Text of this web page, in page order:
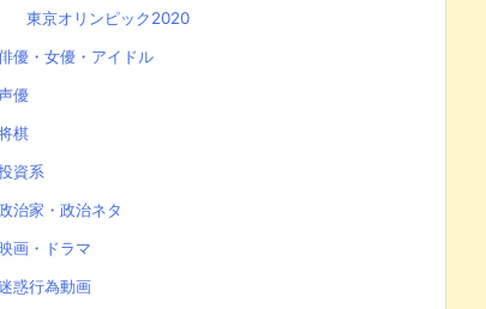
東京オリンピック2020
優・女優・アイドル
優
棋
資系
治家・政治ネタ
画・ドラマ
惑行為動画